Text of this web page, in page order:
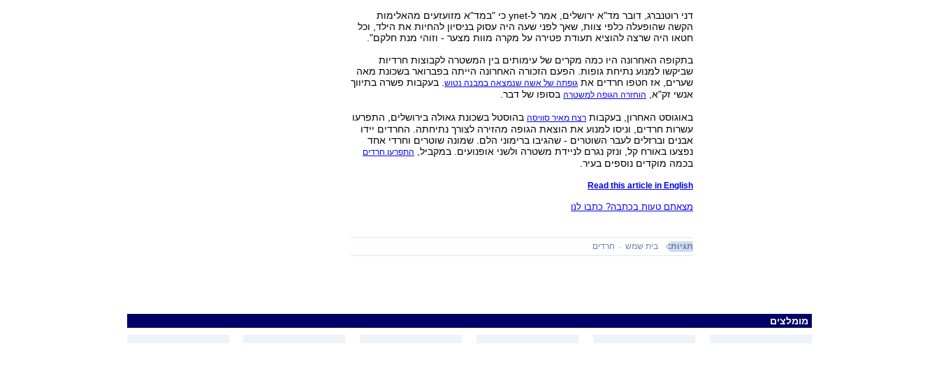
דני רוטנברג, דובר מד"א ירושלים, אמר ל-ynet כי "במד"א מזועזעים מהאלימות
הקשה שהופעלה כלפי צוות, שאך לפני שעה היה עסוק בניסיון להחיות את הילד, וכל
חטאו היה שרצה להוציא תעודת פטירה על מקרה מוות מצער - וזוהי מנת חלקם".
בתקופה האחרונה היו כמה מקרים של עימותים בין המשטרה לקבוצות חרדיות
שביקשו למנוע נתיחת גופות. הפעם הזכורה האחרונה הייתה בפברואר בשכונת מאה
שערים, אז חטפו חרדים את גופתה של אשה שנמצאה במבנה נטוש. בעקבות פשרה בתיווך
אנשי זק"א,
הוחזרה הגופה למשטרהבסופו של דבר.
באוגוסט האחרון, בעקבות רצח מאיר סוויסהבהוסטל בשכונת גאולה בירושלים, התפרעו
עשרות חרדים, וניסו למנוע את הוצאת הגופה מהזירה לצורך נתיחתה. החרדים יידו
אבנים וברזלים לעבר השוטרים - שהגיבו ברימוני הלם. שמונה שוטרים וחרדי אחד
נפצעו באורח קל, ונזק נגרם לניידת משטרה ולשני אופנועים. במקביל,
התפרעו חרדים
בכמה מוקדים נוספים בעיר.
Read this article in English
מצאתם טעות בכתבה? כתבו לנו
תגיות: בית שמש חרדים
מומלצים